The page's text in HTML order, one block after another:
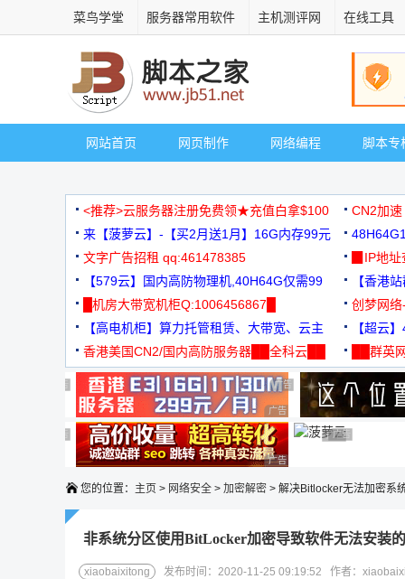
菜鸟学堂 服务器常用软件 主机测评网 在线工具
网站首页 网页制作 网络编程 脚本专
<推荐>云服务器注册免费领★充值白拿$100 CN2加
来【菠萝云】-【买2月送1月】16G内存99元
3000+
文字广告招租 qq:461478385
▉IP地
【579云】国内高防物理机,40H64G仅需99
元
【香港
█机房大带宽机柜Q:1006456867█
创梦网
88元/月
【高电机柜】算力托管租赁、大带宽、云主
机
【超云
香港美国CN2/国内高防服务器██全科云██
██群英
◆◆◆
广告 商业广告，理性选择
广告 商业广告，理性选择
广告 商业广告，理性选择
广告 商业广告，理性选择
广告 商业广告，理性选择
广告 商业广告，理性选择
广告 商业广告，理性选择
广告 商业广告，理
广告 商业广告，
您的位置： 主页 > 网络安全 > 加密解密 > 解决Bitlocker无法加密系
非系统分区使用BitLocker加密导致软件无法安装
xiaobaixitong 发布时间：2020-11-25 09:19:52 作者：